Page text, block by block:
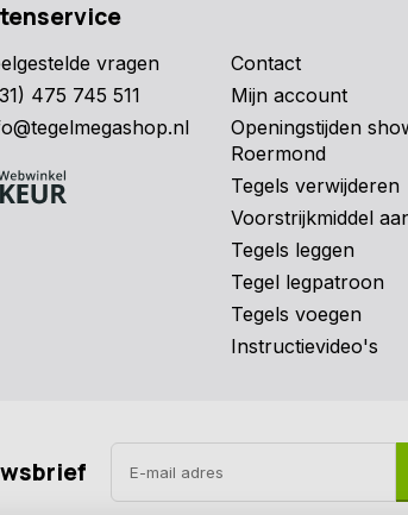
vragen
475 745 511
Contact
Mijn account
Openingstijden
Roermond
Tegels verwijderen
Voorstrijkmiddel
Tegels leggen
Tegel legpatroon
Tegels voegen
Instructievideo's